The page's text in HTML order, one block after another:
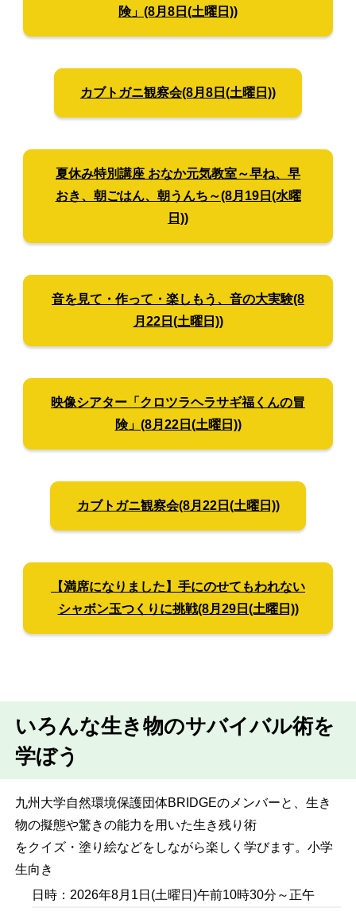
険」(8月8日(土曜日))
カブトガニ観察会(8月8日(土曜日))
夏休み特別講座 おなか元気教室～早ね、早
おき、朝ごはん、朝うんち～(8月19日(水曜
日))
音を見て・作って・楽しもう、音の大実験(8
月22日(土曜日))
映像シアター「クロツラヘラサギ福くんの冒
険」(8月22日(土曜日))
カブトガニ観察会(8月22日(土曜日))
【満席になりました】 手にのせてもわれない
シャボン玉つくりに挑戦(8月29日(土曜日))
いろんな生き物のサバイバル術を
学ぼう
九州大学自然環境保護団体BRIDGEのメンバーと、生き
物の擬態や驚きの能力を用いた生き残り術
をクイズ・塗り絵などをしながら楽しく学びます。小学
生向き
日時：2026年8月1日(土曜日)午前10時30分～正午